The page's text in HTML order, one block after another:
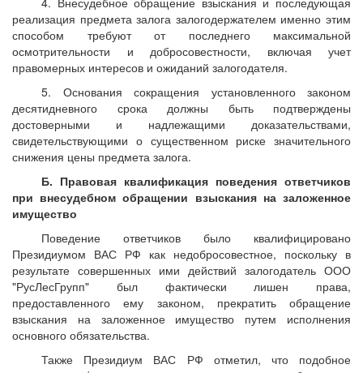
реализация предмета залога залогодержателем именно этим
способом требуют от последнего максимальной
осмотрительности и добросовестности, включая учет
правомерных интересов и ожиданий залогодателя.
5. Основания сокращения установленного законом
десятидневного срока должны быть подтверждены
достоверными и надлежащими доказательствами,
свидетельствующими о существенном риске значительного
снижения цены предмета залога.
Б. Правовая квалификация поведения ответчиков
при внесудебном обращении взыскания на заложенное
имущество
Поведение ответчиков было квалифицировано
Президиумом ВАС РФ как недобросовестное, поскольку в
результате совершенных ими действий залогодатель ООО
"РусЛесГрупп" был фактически лишен права,
предоставленного ему законом, прекратить обращение
взыскания на заложенное имущество путем исполнения
основного обязательства.
Также Президиум ВАС РФ отметил, что подобное